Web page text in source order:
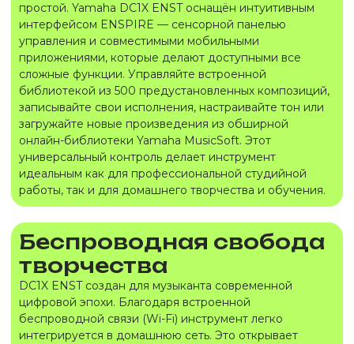
простой. Yamaha DC1X ENST оснащён интуитивным
интерфейсом ENSPIRE — сенсорной панелью
управления и совместимыми мобильными
приложениями, которые делают доступными все
сложные функции. Управляйте встроенной
библиотекой из 500 предустановленных композиций,
записывайте свои исполнения, настраивайте тон или
загружайте новые произведения из обширной
онлайн-библиотеки Yamaha MusicSoft. Этот
универсальный контроль делает инструмент
идеальным как для профессиональной студийной
работы, так и для домашнего творчества и обучения.
Беспроводная свобода
творчества
DC1X ENST создан для музыканта современной
цифровой эпохи. Благодаря встроенной
беспроводной связи (Wi-Fi) инструмент легко
интегрируется в домашнюю сеть. Это открывает